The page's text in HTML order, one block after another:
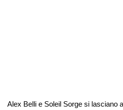
Alex Belli e Soleil Sorge si lasciano